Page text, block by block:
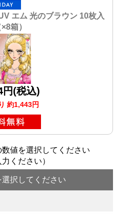
エム 光のブラウン 10枚入
箱）
円(税込)
約1,443円
値を選択してください
力ください）
択してください